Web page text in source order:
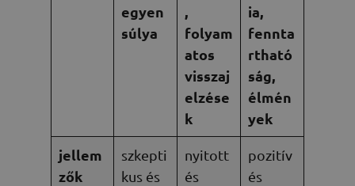
egyen
súlya
,
folyam
atos
visszaj
elzése
k
ia,
fennta
rtható
ság,
élmén
yek
jellem
zők
szkepti
kus és
nyitott
és
pozitív
és